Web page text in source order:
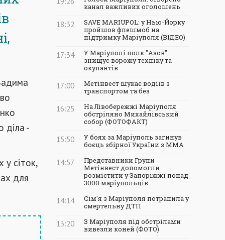
діла -
у сіток,
для
канал важливих оголошень
18:32
SAVE MARIUPOL: у Нью-Йорку
пройшов флешмоб на
підтримку Маріуполя (ВІДЕО)
17:34
У Маріуполі полк "Азов"
знищує ворожу техніку та
окупантів
17:00
Метінвест шукає водіїв з
транспортом та без
16:25
На Лівобережжі Маріуполя
обстріляно Михайлівський
собор (ФОТОФАКТ)
15:50
У боях за Маріуполь загинув
боєць збірної України з ММА
14:57
Представники Групи
Метінвест допомогли
розмістити у Запоріжжі понад
3000 маріупольців
14:14
Сім'я з Маріуполя потрапила у
смертельну ДТП
13:20
З Маріуполя під обстрілами
вивезли коней (ФОТО)